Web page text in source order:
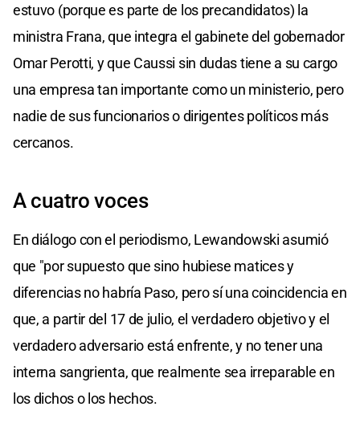
estuvo (porque es parte de los precandidatos) la
ministra Frana, que integra el gabinete del gobernador
Omar Perotti, y que Caussi sin dudas tiene a su cargo
una empresa tan importante como un ministerio, pero
nadie de sus funcionarios o dirigentes políticos más
cercanos.
A cuatro voces
En diálogo con el periodismo, Lewandowski asumió
que "por supuesto que sino hubiese matices y
diferencias no habría Paso, pero sí una coincidencia en
que, a partir del 17 de julio, el verdadero objetivo y el
verdadero adversario está enfrente, y no tener una
interna sangrienta, que realmente sea irreparable en
los dichos o los hechos.